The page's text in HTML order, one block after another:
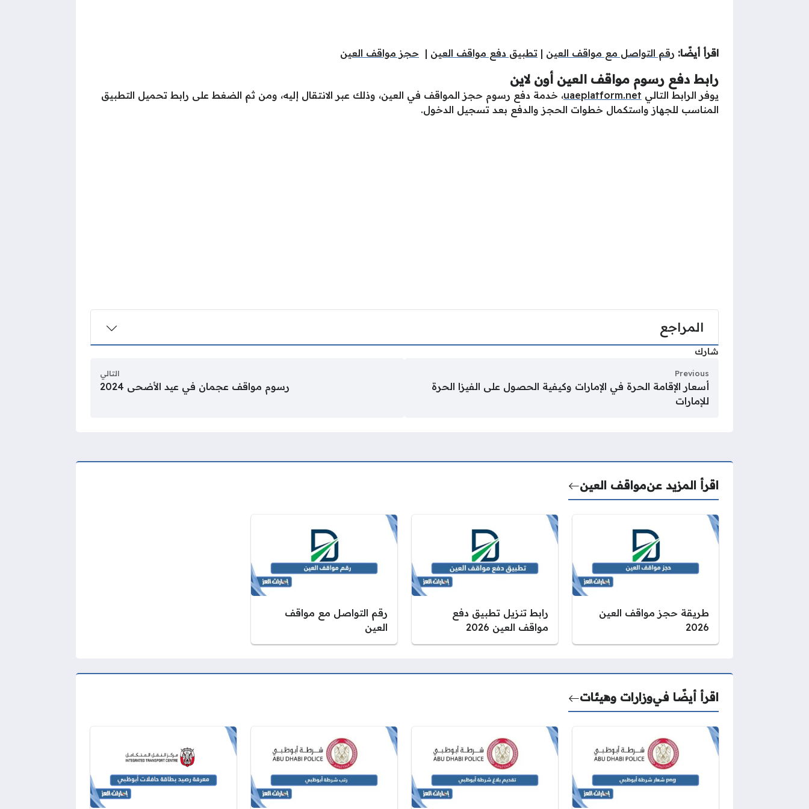
اقرأ أيضًا: رقم التواصل مع مواقف العين | تطبيق دفع مواقف العين | حجز مواقف العين
رابط دفع رسوم مواقف العين أون لاين
يوفر الرابط التالي uaeplatform.net، خدمة دفع رسوم حجز المواقف في العين، وذلك عبر الانتقال إليه، ومن ثم الضغط على رابط تحميل التطبيق
المناسب للجهاز واستكمال خطوات الحجز والدفع بعد تسجيل الدخول.
المراجع
شارك
Previous
أسعار الإقامة الحرة في الإمارات وكيفية الحصول على الفيزا الحرة
للإمارات
التالي
رسوم مواقف عجمان في عيد الأضحى 2024
اقرأ المزيد عنمواقف العين
طريقة حجز مواقف العين
2026
رابط تنزيل تطبيق دفع
مواقف العين 2026
رقم التواصل مع مواقف
العين
اقرأ أيضًا فيوزارات وهيئات